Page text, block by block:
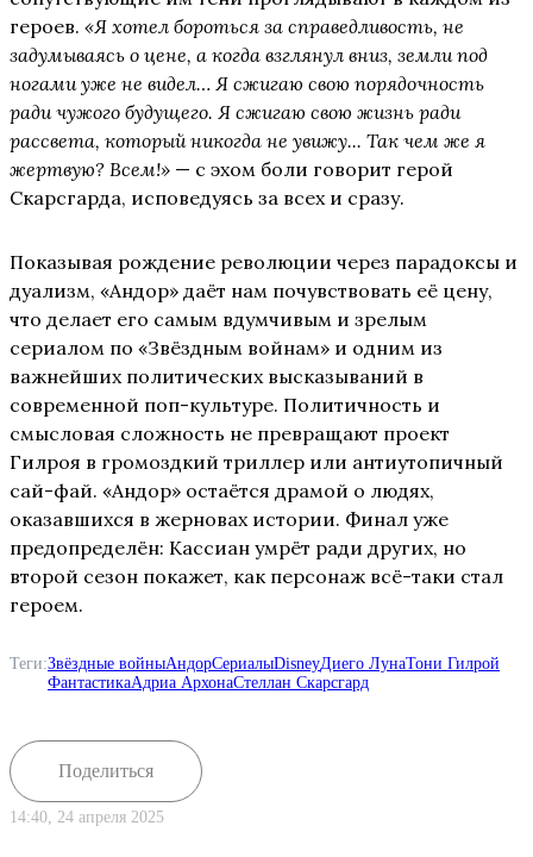
героев. «Я хотел бороться за справедливость, не
задумываясь о цене, а когда взглянул вниз, земли под
ногами уже не видел… Я сжигаю свою порядочность
ради чужого будущего. Я сжигаю свою жизнь ради
рассвета, который никогда не увижу... Так чем же я
жертвую? Всем!» — с эхом боли говорит герой
Скарсгарда, исповедуясь за всех и сразу.
Показывая рождение революции через парадоксы и
дуализм, «Андор» даёт нам почувствовать её цену,
что делает его самым вдумчивым и зрелым
сериалом по «Звёздным войнам» и одним из
важнейших политических высказываний в
современной поп-культуре. Политичность и
смысловая сложность не превращают проект
Гилроя в громоздкий триллер или антиутопичный
сай-фай. «Андор» остаётся драмой о людях,
оказавшихся в жерновах истории. Финал уже
предопределён: Кассиан умрёт ради других, но
второй сезон покажет, как персонаж всё-таки стал
героем.
Теги:Звёздные войныАндорСериалыDisneyДиего ЛунаТони Гилрой
ФантастикаАдриа АрхонаСтеллан Скарсгард
Поделиться
14:40, 24 апреля 2025